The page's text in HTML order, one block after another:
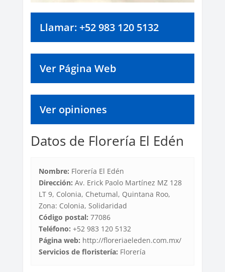
Llamar: +52 983 120 5132
Ver Página Web
Ver opiniones
Datos de Florería El Edén
Nombre: Florería El Edén
Dirección: Av. Erick Paolo Martínez MZ 128
LT 9, Colonia, Chetumal, Quintana Roo,
Zona: Colonia, Solidaridad
Código postal: 77086
Teléfono: +52 983 120 5132
Página web: http://floreriaeleden.com.mx/
Servicios de floristería: Florería